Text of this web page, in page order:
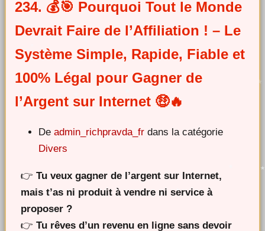
234. 💰🎯 Pourquoi Tout le Monde
Devrait Faire de l’Affiliation ! – Le
Système Simple, Rapide, Fiable et
100% Légal pour Gagner de
l’Argent sur Internet 🤑🔥
De admin_richpravda_fr dans la catégorie
Divers
👉 Tu veux gagner de l’argent sur Internet,
mais t’as ni produit à vendre ni service à
proposer ?
👉 Tu rêves d’un revenu en ligne sans devoir